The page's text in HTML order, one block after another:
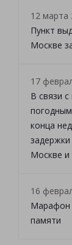
12 марта
Пункт
Москве
17
В связи
конца
задержки
Москве и
16
Марафон
памяти